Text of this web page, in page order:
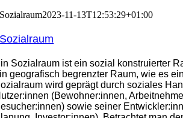
Sozialraum2023-11-13T12:53:29+01:00
Sozialraum
Sozialraum ist ein sozial konstruierter
geografisch begrenzter Raum, wie es
wird geprägt durch soziales
(Bewohner:innen,
sowie seiner